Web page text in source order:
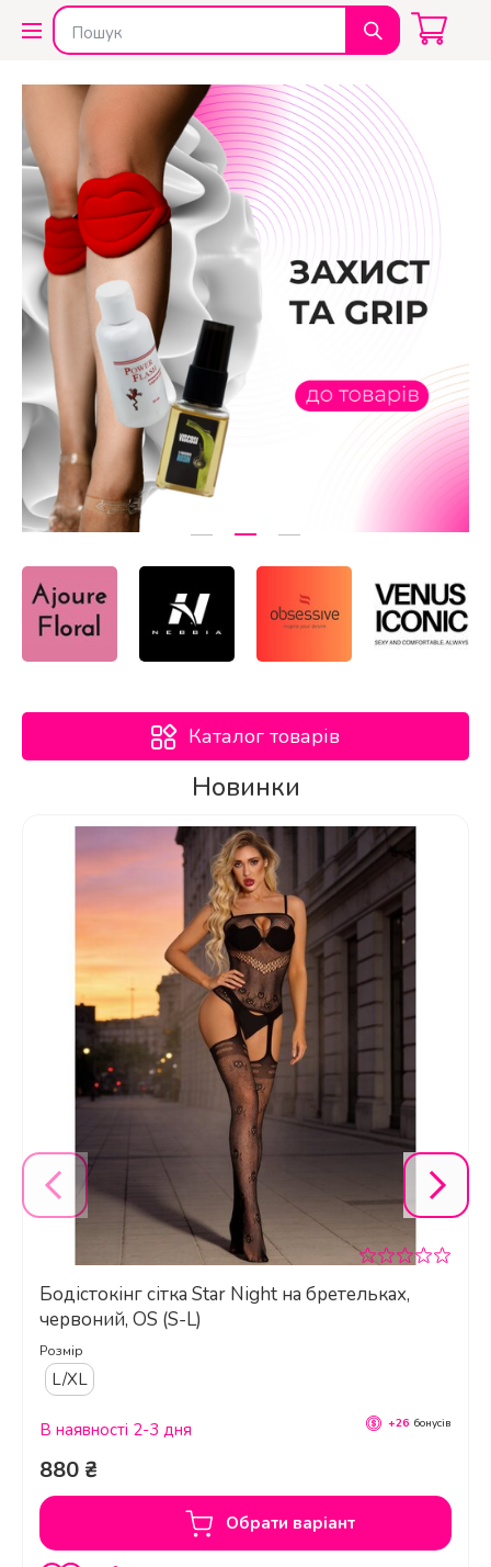
Каталог товарів
Новинки
Бодістокінг сітка Star Night на бретельках,
червоний, OS (S-L)
Розмір
L/XL
Обрати варіант
880 ₴
В наявності 2-3 дня +26 бонусів